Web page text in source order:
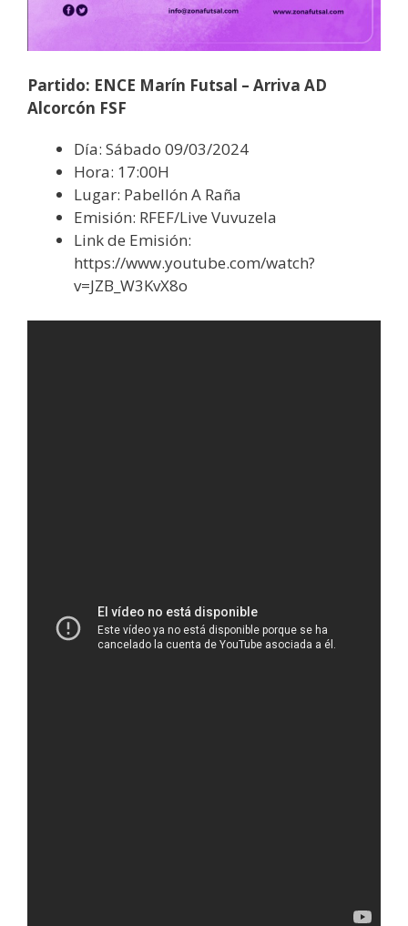
Partido: ENCE Marín Futsal – Arriva AD
Alcorcón FSF
Día: Sábado 09/03/2024
Hora: 17:00H
Lugar: Pabellón A Raña
Emisión: RFEF/Live Vuvuzela
Link de Emisión:
https://www.youtube.com/watch?
v=JZB_W3KvX8o